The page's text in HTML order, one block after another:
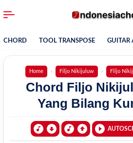
CHORD TOOL TRANSPOSE GUITAR
Home Filjo Nikijuluw Filjo
Chord Filjo
Yang Bilang